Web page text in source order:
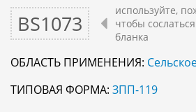
BS1073
используйте,
чтобы
бланка
ОБЛАСТЬ ПРИМЕНЕНИЯ:
ТИПОВАЯ ФОРМА: ЗПП-119